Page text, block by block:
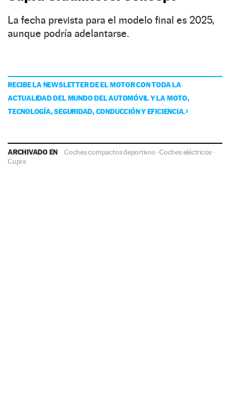
La fecha prevista para el modelo final es 2025,
aunque podría adelantarse.
RECIBE LA NEWSLETTER DE EL MOTOR CON TODA LA
ACTUALIDAD DEL MUNDO DEL AUTOMÓVIL Y LA MOTO,
TECNOLOGÍA, SEGURIDAD, CONDUCCIÓN Y EFICIENCIA.
ARCHIVADO EN Coches compactos deportivos·Coches eléctricos ·
Cupra